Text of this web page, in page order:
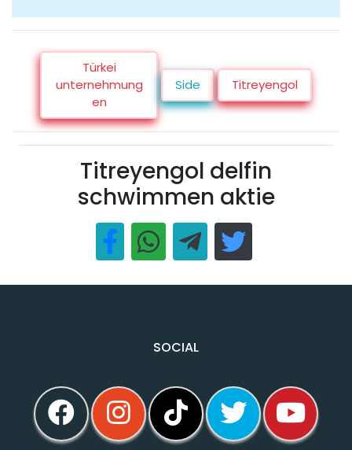
Türkei
unternehmung
en
Side Titreyengol
Titreyengol delfin
schwimmen aktie
SOCIAL